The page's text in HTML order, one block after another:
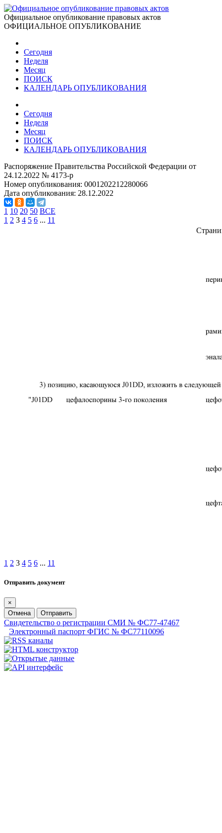
Официальное опубликование правовых актов
ОФИЦИАЛЬНОЕ ОПУБЛИКОВАНИЕ
Сегодня
Неделя
Месяц
ПОИСК
КАЛЕНДАРЬ ОПУБЛИКОВАНИЯ
Сегодня
Неделя
Месяц
ПОИСК
КАЛЕНДАРЬ ОПУБЛИКОВАНИЯ
Распоряжение Правительства Российской Федерации от
24.12.2022 № 4173-р
Номер опубликования: 0001202212280066
Дата опубликования: 28.12.2022
1 10 20 50 ВСЕ
1 2 3 4 5 6 ... 11
1 2 3 4 5 6 ... 11
Отправить документ
×
Отмена
Отправить
Свидетельство о регистрации СМИ № ФС77-47467
Электронный паспорт ФГИС № ФС77110096